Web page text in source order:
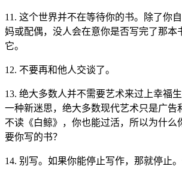
11. 这个世界并不在等待你的书。除了你
妈或配偶，没人会在意你是否写完了那本
它。
12. 不要再和他人交谈了。
13. 绝大多数人并不需要艺术来过上幸福
一种新迷思，绝大多数现代艺术只是广告
不读《白鲸》，你也能过活，所以为什么
要你写的书？
14. 别写。如果你能停止写作，那就停止